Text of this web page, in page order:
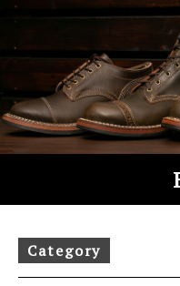
o
c
t
Category